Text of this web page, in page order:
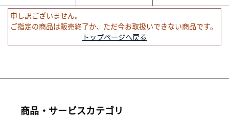
申し訳ございません。
ご指定の商品は販売終了か、ただ今お取扱いできない商品です。
トップページへ戻る
商品・サービスカテゴリ